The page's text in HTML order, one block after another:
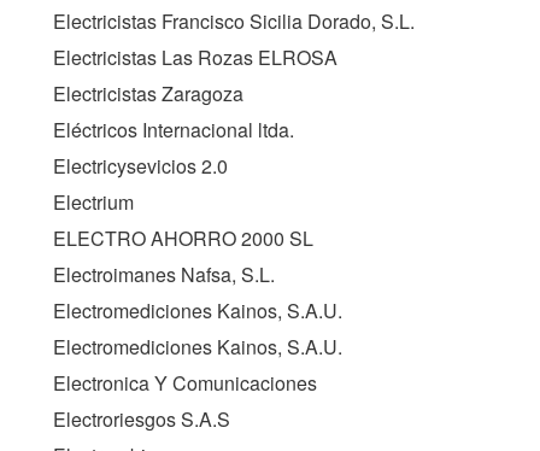
Electricistas Francisco Sicilia Dorado, S.L.
Electricistas Las Rozas ELROSA
Electricistas Zaragoza
Eléctricos Internacional ltda.
Electricysevicios 2.0
Electrium
ELECTRO AHORRO 2000 SL
Electroimanes Nafsa, S.L.
Electromediciones Kainos, S.A.U.
Electromediciones Kainos, S.A.U.
Electronica Y Comunicaciones
Electroriesgos S.A.S